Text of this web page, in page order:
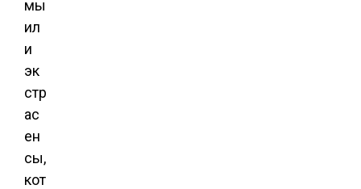
мы
ил
и
эк
стр
ас
ен
сы,
кот